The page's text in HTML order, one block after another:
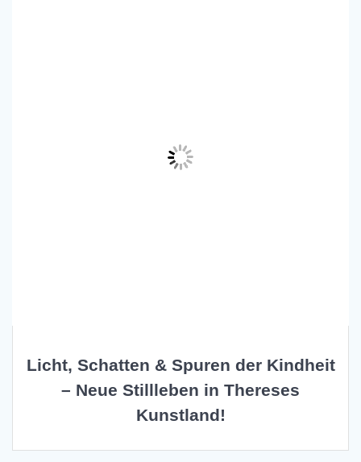
Licht, Schatten & Spuren der Kindheit
– Neue Stillleben in Thereses
Kunstland!